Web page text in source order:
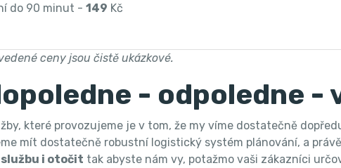
do 90 minut - 149 Kč
ceny jsou čistě ukázkové.
- odpoledne -
které provozujeme je v tom, že my víme dostatečně
mít dostatečně robustní logistický systém plánování, a
službu i otočit tak abyste nám vy, potažmo vaši zákazníci